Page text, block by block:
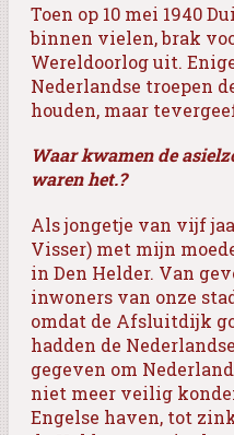
Toen op 10 mei 1940
binnen vielen, brak
Wereldoorlog uit.
Nederlandse troepen
houden, maar
Waar kwamen de
waren het.?
Als jongetje van vijf
Visser) met mijn
in Den Helder. Van
inwoners van onze
omdat de Afsluitdijk
hadden de
gegeven om
niet meer veilig
Engelse haven, tot